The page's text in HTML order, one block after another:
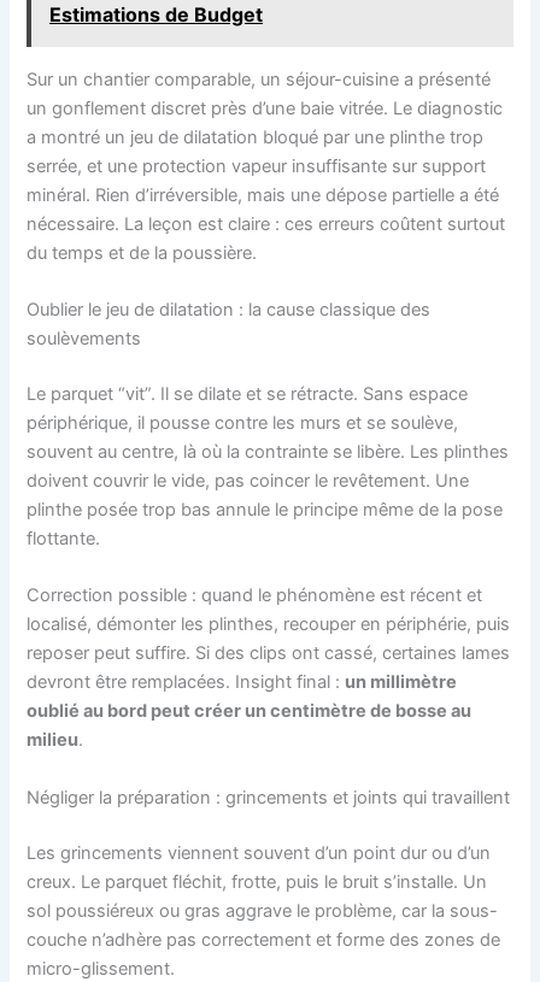
Estimations de Budget
Sur un chantier comparable, un séjour-cuisine a présenté
un gonflement discret près d’une baie vitrée. Le diagnostic
a montré un jeu de dilatation bloqué par une plinthe trop
serrée, et une protection vapeur insuffisante sur support
minéral. Rien d’irréversible, mais une dépose partielle a été
nécessaire. La leçon est claire : ces erreurs coûtent surtout
du temps et de la poussière.
Oublier le jeu de dilatation : la cause classique des
soulèvements
Le parquet “vit”. Il se dilate et se rétracte. Sans espace
périphérique, il pousse contre les murs et se soulève,
souvent au centre, là où la contrainte se libère. Les plinthes
doivent couvrir le vide, pas coincer le revêtement. Une
plinthe posée trop bas annule le principe même de la pose
flottante.
Correction possible : quand le phénomène est récent et
localisé, démonter les plinthes, recouper en périphérie, puis
reposer peut suffire. Si des clips ont cassé, certaines lames
devront être remplacées. Insight final : un millimètre
oublié au bord peut créer un centimètre de bosse au
milieu.
Négliger la préparation : grincements et joints qui travaillent
Les grincements viennent souvent d’un point dur ou d’un
creux. Le parquet fléchit, frotte, puis le bruit s’installe. Un
sol poussiéreux ou gras aggrave le problème, car la sous-
couche n’adhère pas correctement et forme des zones de
micro-glissement.